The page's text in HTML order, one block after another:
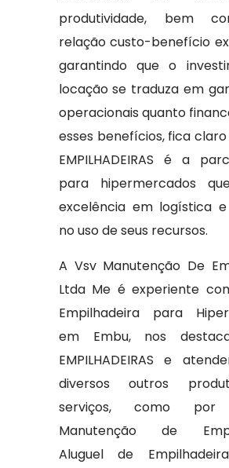
produtividade, bem
relação custo-benefício
garantindo que o
locação se traduza em
operacionais quanto
esses benefícios, fica claro
EMPILHADEIRAS é a
para hipermercados
excelência em logística
no uso de seus recursos.
A Vsv Manutenção De
Ltda Me é experiente
Empilhadeira para
em Embu, nos
EMPILHADEIRAS e
diversos outros
serviços, como por
Manutenção de
Aluguel de